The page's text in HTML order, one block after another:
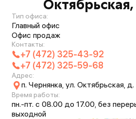
Тип офиса:
Главный офис
Офис продаж
Контакты:
+7 (472) 325-43-92
+7 (472) 325-59-68
Адрес:
п. Чернянка, ул. Октябрьская, д.
Время работы:
пн.-пт. с 08.00 до 17.00, без
выходной